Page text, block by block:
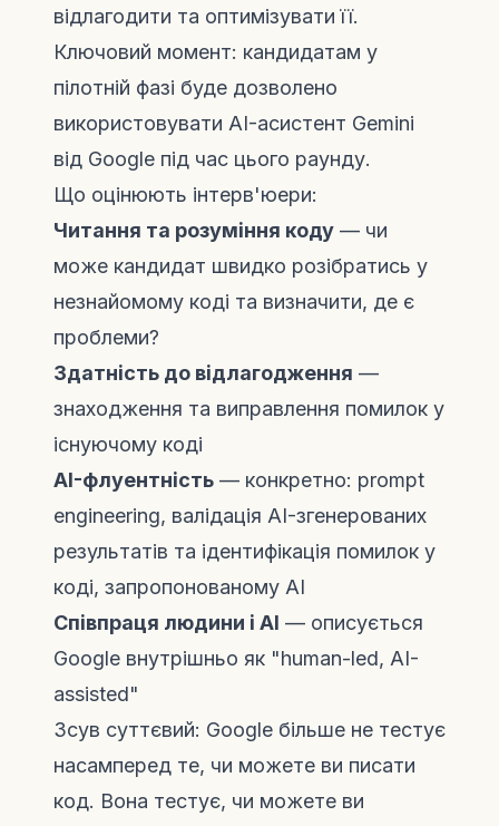
відлагодити та оптимізувати її.
Ключовий момент: кандидатам у
пілотній фазі буде дозволено
використовувати AI-асистент Gemini
від Google під час цього раунду.
Що оцінюють інтерв'юери:
Читання та розуміння коду — чи
може кандидат швидко розібратись у
незнайомому коді та визначити, де є
проблеми?
Здатність до відлагодження —
знаходження та виправлення помилок у
існуючому коді
AI-флуентність — конкретно: prompt
engineering, валідація AI-згенерованих
результатів та ідентифікація помилок у
коді, запропонованому AI
Співпраця людини і AI — описується
Google внутрішньо як "human-led, AI-
assisted"
Зсув суттєвий: Google більше не тестує
насамперед те, чи можете ви писати
код. Вона тестує, чи можете ви